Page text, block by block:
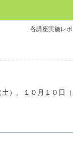
各講座実施レポ
）、１０月１０日